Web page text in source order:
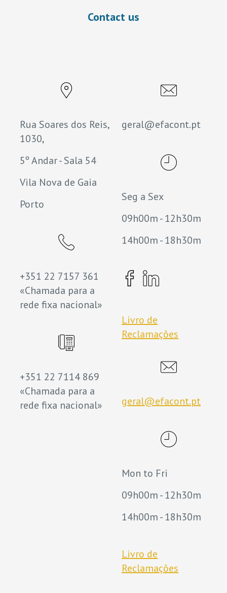
Contact us
Rua Soares dos Reis,
1030,
5º Andar - Sala 54
Vila Nova de Gaia
Porto
+351 22 7157 361
«Chamada para a
rede fixa nacional»
+351 22 7114 869
«Chamada para a
rede fixa nacional»
geral@efacont.pt
Seg a Sex
09h00m - 12h30m
14h00m - 18h30m
Livro de
Reclamações
geral@efacont.pt
Mon to Fri
09h00m - 12h30m
14h00m - 18h30m
Livro de
Reclamações